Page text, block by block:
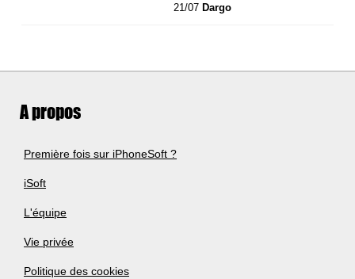
21/07 Dargo
A propos
Première fois sur iPhoneSoft ?
iSoft
L'équipe
Vie privée
Politique des cookies